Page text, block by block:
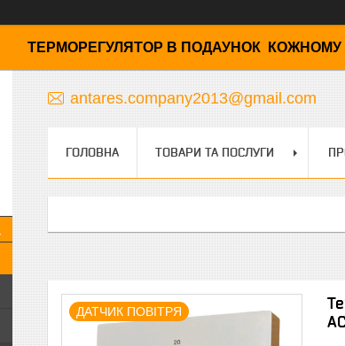
ТЕРМОРЕГУЛЯТОР В ПОДАУНОК КОЖНОМУ
antares.company2013@gmail.com
ГОЛОВНА ТОВАРИ ТА ПОСЛУГИ
ДАТЧИК ПОВІТРЯ